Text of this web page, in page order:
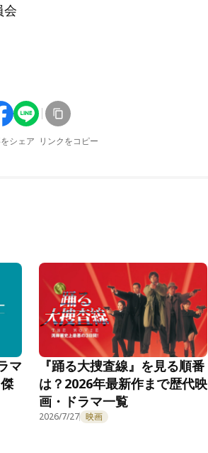
会
シェア リンクをコピー
マ
『踊る大捜査線』を見る順番
は？2026年最新作まで歴代映
画・ドラマ一覧
2026/7/27 映画